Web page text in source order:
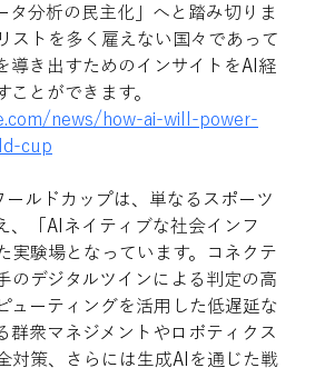
タ分析の民主化」へと踏み切りま
ストを多く雇えない国々であって
導き出すためのインサイトをAI経
ことができます。
news/how-ai-will-power-
cup
ルドカップは、単なるスポーツ
、「AIネイティブな社会インフ
実験場となっています。コネクテ
のデジタルツインによる判定の高
ューティングを活用した低遅延な
群衆マネジメントやロボティクス
対策、さらには生成AIを通じた戦